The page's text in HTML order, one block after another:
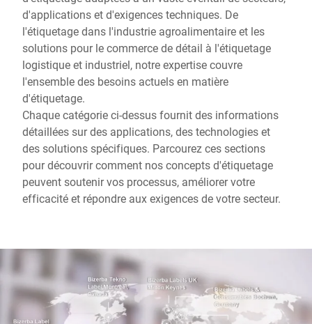
d'applications et d'exigences techniques. De
l'étiquetage dans l'industrie agroalimentaire et les
solutions pour le commerce de détail à l'étiquetage
logistique et industriel, notre expertise couvre
l'ensemble des besoins actuels en matière
d'étiquetage.
Chaque catégorie ci-dessus fournit des informations
détaillées sur des applications, des technologies et
des solutions spécifiques. Parcourez ces sections
pour découvrir comment nos concepts d'étiquetage
peuvent soutenir vos processus, améliorer votre
efficacité et répondre aux exigences de votre secteur.